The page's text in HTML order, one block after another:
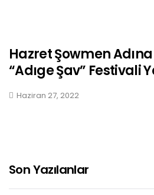
Hazret Şowmen
“Adıge Şav” Festivali
Haziran 27, 2022
Son Yazılanlar